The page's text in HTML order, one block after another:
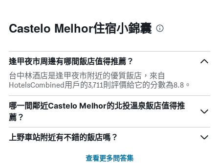
Castelo Melhor住宿小錦囊
逢甲夜市周邊有哪間飯店值得推薦？
台中林酒店是逢甲夜市附近的優質飯店，來自
HotelsCombined用戶的3,711則評價給它的分數為8.8。
哪一間鄰近Castelo Melhor的北投溫泉飯店值得推
薦？
上野車站附近有不錯的飯店嗎？
查看更多問答集